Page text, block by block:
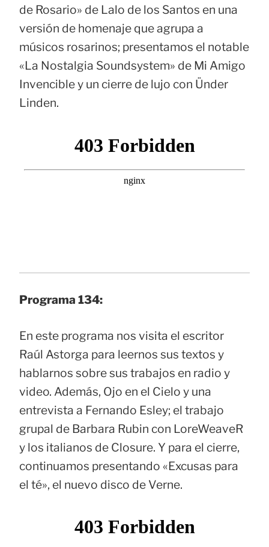
de Rosario» de Lalo de los Santos en una
versión de homenaje que agrupa a
músicos rosarinos; presentamos el notable
«La Nostalgia Soundsystem» de Mi Amigo
Invencible y un cierre de lujo con Ünder
Linden.
Programa 134:
En este programa nos visita el escritor
Raúl Astorga para leernos sus textos y
hablarnos sobre sus trabajos en radio y
video. Además, Ojo en el Cielo y una
entrevista a Fernando Esley; el trabajo
grupal de Barbara Rubin con LoreWeaveR
y los italianos de Closure. Y para el cierre,
continuamos presentando «Excusas para
el té», el nuevo disco de Verne.